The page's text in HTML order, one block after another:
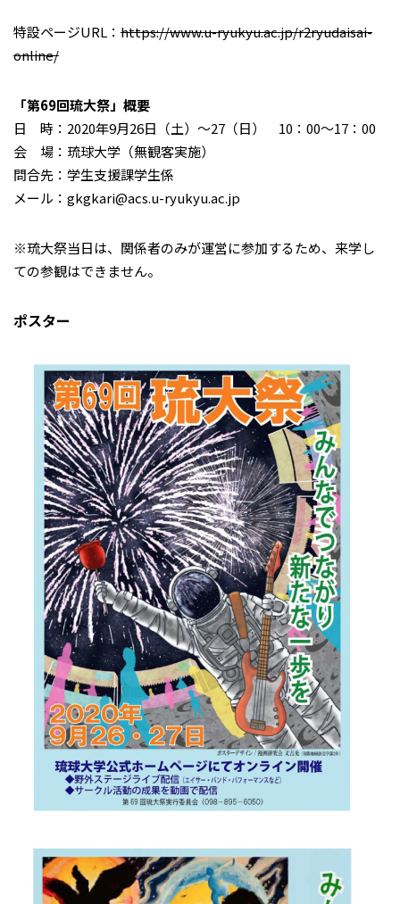
特設ページURL： https://www.u-ryukyu.ac.jp/r2ryudaisai-
online/
「第69回琉大祭」概要
日 時：2020年9月26日（土）〜27（日） 10：00～17：00
会 場：琉球大学（無観客実施）
問合先：学生支援課学生係
メール：gkgkari@acs.u-ryukyu.ac.jp
※琉大祭当日は、関係者のみが運営に参加するため、来学し
ての参観はできません。
ポスター